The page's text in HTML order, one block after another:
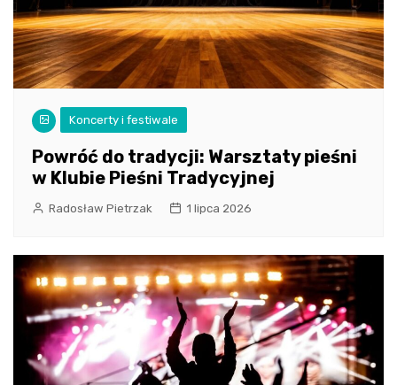
Koncerty i festiwale
Powróć do tradycji: Warsztaty pieśni
w Klubie Pieśni Tradycyjnej
Radosław Pietrzak 1 lipca 2026